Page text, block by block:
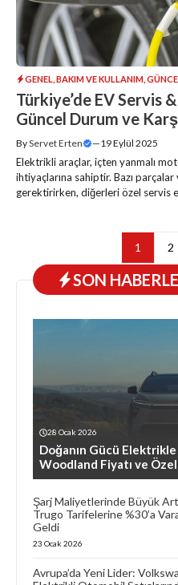
GENEL BAKIM VE KULLANIM
Türkiye’de EV Servis
Güncel Durum ve
ByServet Erten —19 Eylül 2025
Elektrikli araçlar, içten yanmalı
ihtiyaçlarına sahiptir. Bazı
gerektirirken, diğerleri özel servis
1 2
SON
28 Ocak 2026
Doğanın Gücü
Woodland Fiyatı ve
Şarj Maliyetlerinde Büyük
Trugo Tarifelerine %30’a
Geldi
23 Ocak 2026
Avrupa’da Yeni Lider: